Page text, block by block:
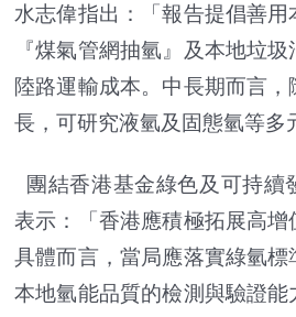
水志偉指出：「報告提倡善
『煤氣管網抽氫』及本地垃
陸路運輸成本。中長期而言
長，可研究液氫及固態氫等多
團結香港基金綠色及可持續
表示：「香港應積極拓展高增
具體而言，當局應落實綠氫
本地氫能品質的檢測與驗證